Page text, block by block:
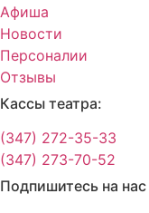
Афиша
Новости
Персоналии
Отзывы
Кассы театра:
(347) 272-35-33
(347) 273-70-52
Подпишитесь на нас